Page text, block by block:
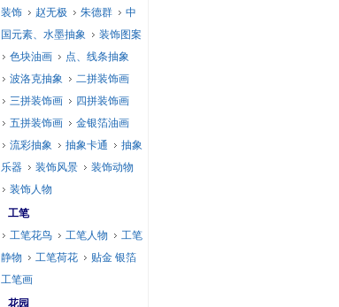
装饰
赵无极 朱德群
中
国元素、水墨抽象
装饰图案
色块油画
点、线条抽象
波洛克抽象
二拼装饰画
三拼装饰画
四拼装饰画
五拼装饰画
金银箔油画
流彩抽象
抽象卡通
抽象
乐器
装饰风景
装饰动物
装饰人物
工笔
工笔花鸟
工笔人物
工笔
静物
工笔荷花
贴金 银箔
工笔画
花园